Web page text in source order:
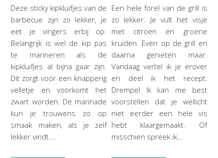
Deze sticky kipkluifjes van de
barbecue zijn zo lekker, je
eet je vingers erbij op.
Belangrijk is wel de kip pas
te marineren als de
kipkluifjes al bijna gaar zijn.
Dit zorgt voor een knapperig
velletje en voorkomt het
zwart worden. De marinade
kun je trouwens zo op
smaak maken, als je zelf
lekker vindt….
Een hele forel van de grill is
zo lekker. Je vult het visje
met citroen en groene
kruiden. Even op de grill en
daarna genieten maar.
Vandaag vertel ik je erover
en deel ik het recept.
Drempel Ik kan me best
voorstellen dat je wellicht
niet eerder een hele vis
hebt klaargemaakt. Of
misschien spreek ik…